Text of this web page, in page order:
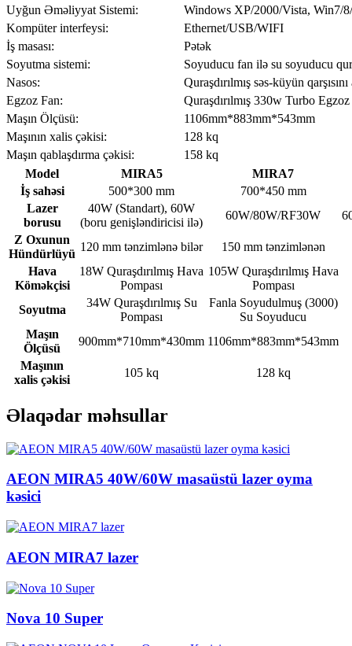
Uyğun Əməliyyat Sistemi:
Windows XP/2000/Vista, Win7/
Kompüter interfeysi:
Ethernet/USB/WIFI
İş masası:
Pətək
Soyutma sistemi:
Soyuducu fan ilə su soyuducu
Nasos:
Quraşdırılmış səs-küyün
Egzoz Fan:
Quraşdırılmış 330w Turbo
Maşın Ölçüsü:
1106mm*883mm*543mm
Maşının xalis çəkisi:
128 kq
Maşın qablaşdırma çəkisi:
158 kq
Model
MIRA5
MIRA7
İş sahəsi
500*300 mm
700*450 mm
Lazer
borusu
40W (Standart), 60W
(boru genişləndiricisi ilə)
60W/80W/RF30W
Z Oxunun
Hündürlüyü
120 mm tənzimlənə bilər
150 mm tənzimlənən
Hava
Köməkçisi
18W Quraşdırılmış Hava
Pompası
105W Quraşdırılmış Hava
Pompası
Soyutma
34W Quraşdırılmış Su
Pompası
Fanla Soyudulmuş (3000)
Su Soyuducu
Maşın
Ölçüsü
900mm*710mm*430mm 1106mm*883mm*543mm
Maşının
xalis çəkisi
105 kq 128 kq
Əlaqədar məhsullar
AEON MIRA5 40W/60W masaüstü lazer oyma
kəsici
AEON MIRA7 lazer
Nova 10 Super